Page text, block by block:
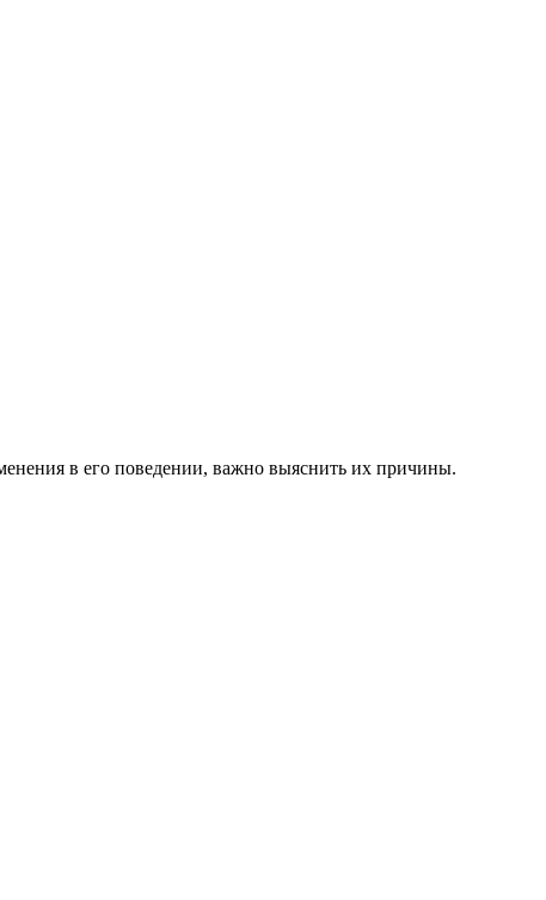
в его поведении, важно выяснить их причины.